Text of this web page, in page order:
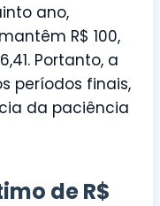
ano,
R$ 100,
Portanto, a
períodos finais,
da paciência
de R$